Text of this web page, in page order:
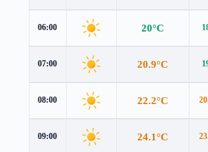
06:00 20°C
07:00 20.9°C
08:00 22.2°C
09:00 24.1°C